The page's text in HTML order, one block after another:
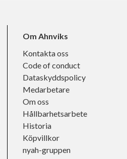
Om Ahnviks
Kontakta oss
Code of conduct
Dataskyddspolicy
Medarbetare
Om oss
Hållbarhetsarbete
Historia
Köpvillkor
nyah-gruppen